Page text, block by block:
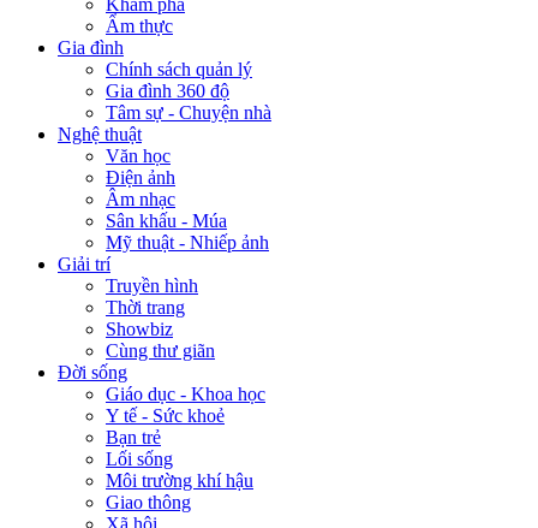
Khám phá
Ẩm thực
Gia đình
Chính sách quản lý
Gia đình 360 độ
Tâm sự - Chuyện nhà
Nghệ thuật
Văn học
Điện ảnh
Âm nhạc
Sân khấu - Múa
Mỹ thuật - Nhiếp ảnh
Giải trí
Truyền hình
Thời trang
Showbiz
Cùng thư giãn
Đời sống
Giáo dục - Khoa học
Y tế - Sức khoẻ
Bạn trẻ
Lối sống
Môi trường khí hậu
Giao thông
Xã hội